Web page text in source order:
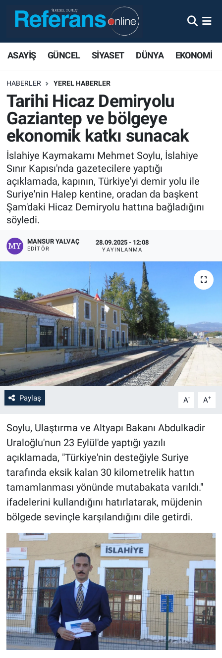
ASAYİŞ GÜNCEL SİYASET DÜNYA EKONOMİ
HABERLER YEREL HABERLER
Tarihi Hicaz Demiryolu
Gaziantep ve bölgeye
ekonomik katkı sunacak
İslahiye Kaymakamı Mehmet Soylu, İslahiye
Sınır Kapısı'nda gazetecilere yaptığı
açıklamada, kapının, Türkiye'yi demir yolu ile
Suriye'nin Halep kentine, oradan da başkent
Şam'daki Hicaz Demiryolu hattına bağladığını
söyledi.
MANSUR YALVAÇ
EDITÖR
28.09.2025 - 12:08
YAYINLANMA
Paylaş A- A+
Soylu, Ulaştırma ve Altyapı Bakanı Abdulkadir
Uraloğlu'nun 23 Eylül'de yaptığı yazılı
açıklamada, "Türkiye'nin desteğiyle Suriye
tarafında eksik kalan 30 kilometrelik hattın
tamamlanması yönünde mutabakata varıldı."
ifadelerini kullandığını hatırlatarak, müjdenin
bölgede sevinçle karşılandığını dile getirdi.